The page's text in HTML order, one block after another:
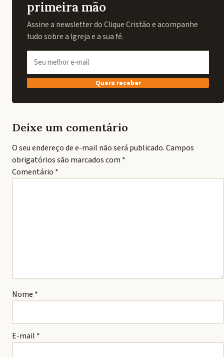
primeira mão
Assine a newsletter do Clique Cristão e acompanhe
tudo sobre a Igreja e a sua fé.
Quero receber
Deixe um comentário
O seu endereço de e-mail não será publicado.Campos
obrigatórios são marcados com *
Comentário *
Nome *
E-mail *